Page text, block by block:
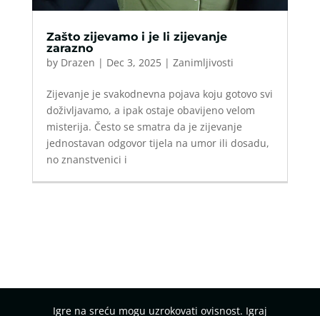
Zašto zijevamo i je li zijevanje
zarazno
by Drazen | Dec 3, 2025| Zanimljivosti
Zijevanje je svakodnevna pojava koju gotovo svi
doživljavamo, a ipak ostaje obavijeno velom
misterija. Često se smatra da je zijevanje
jednostavan odgovor tijela na umor ili dosadu,
no znanstvenici i
Igre na sreću mogu uzrokovati ovisnost. Igraj